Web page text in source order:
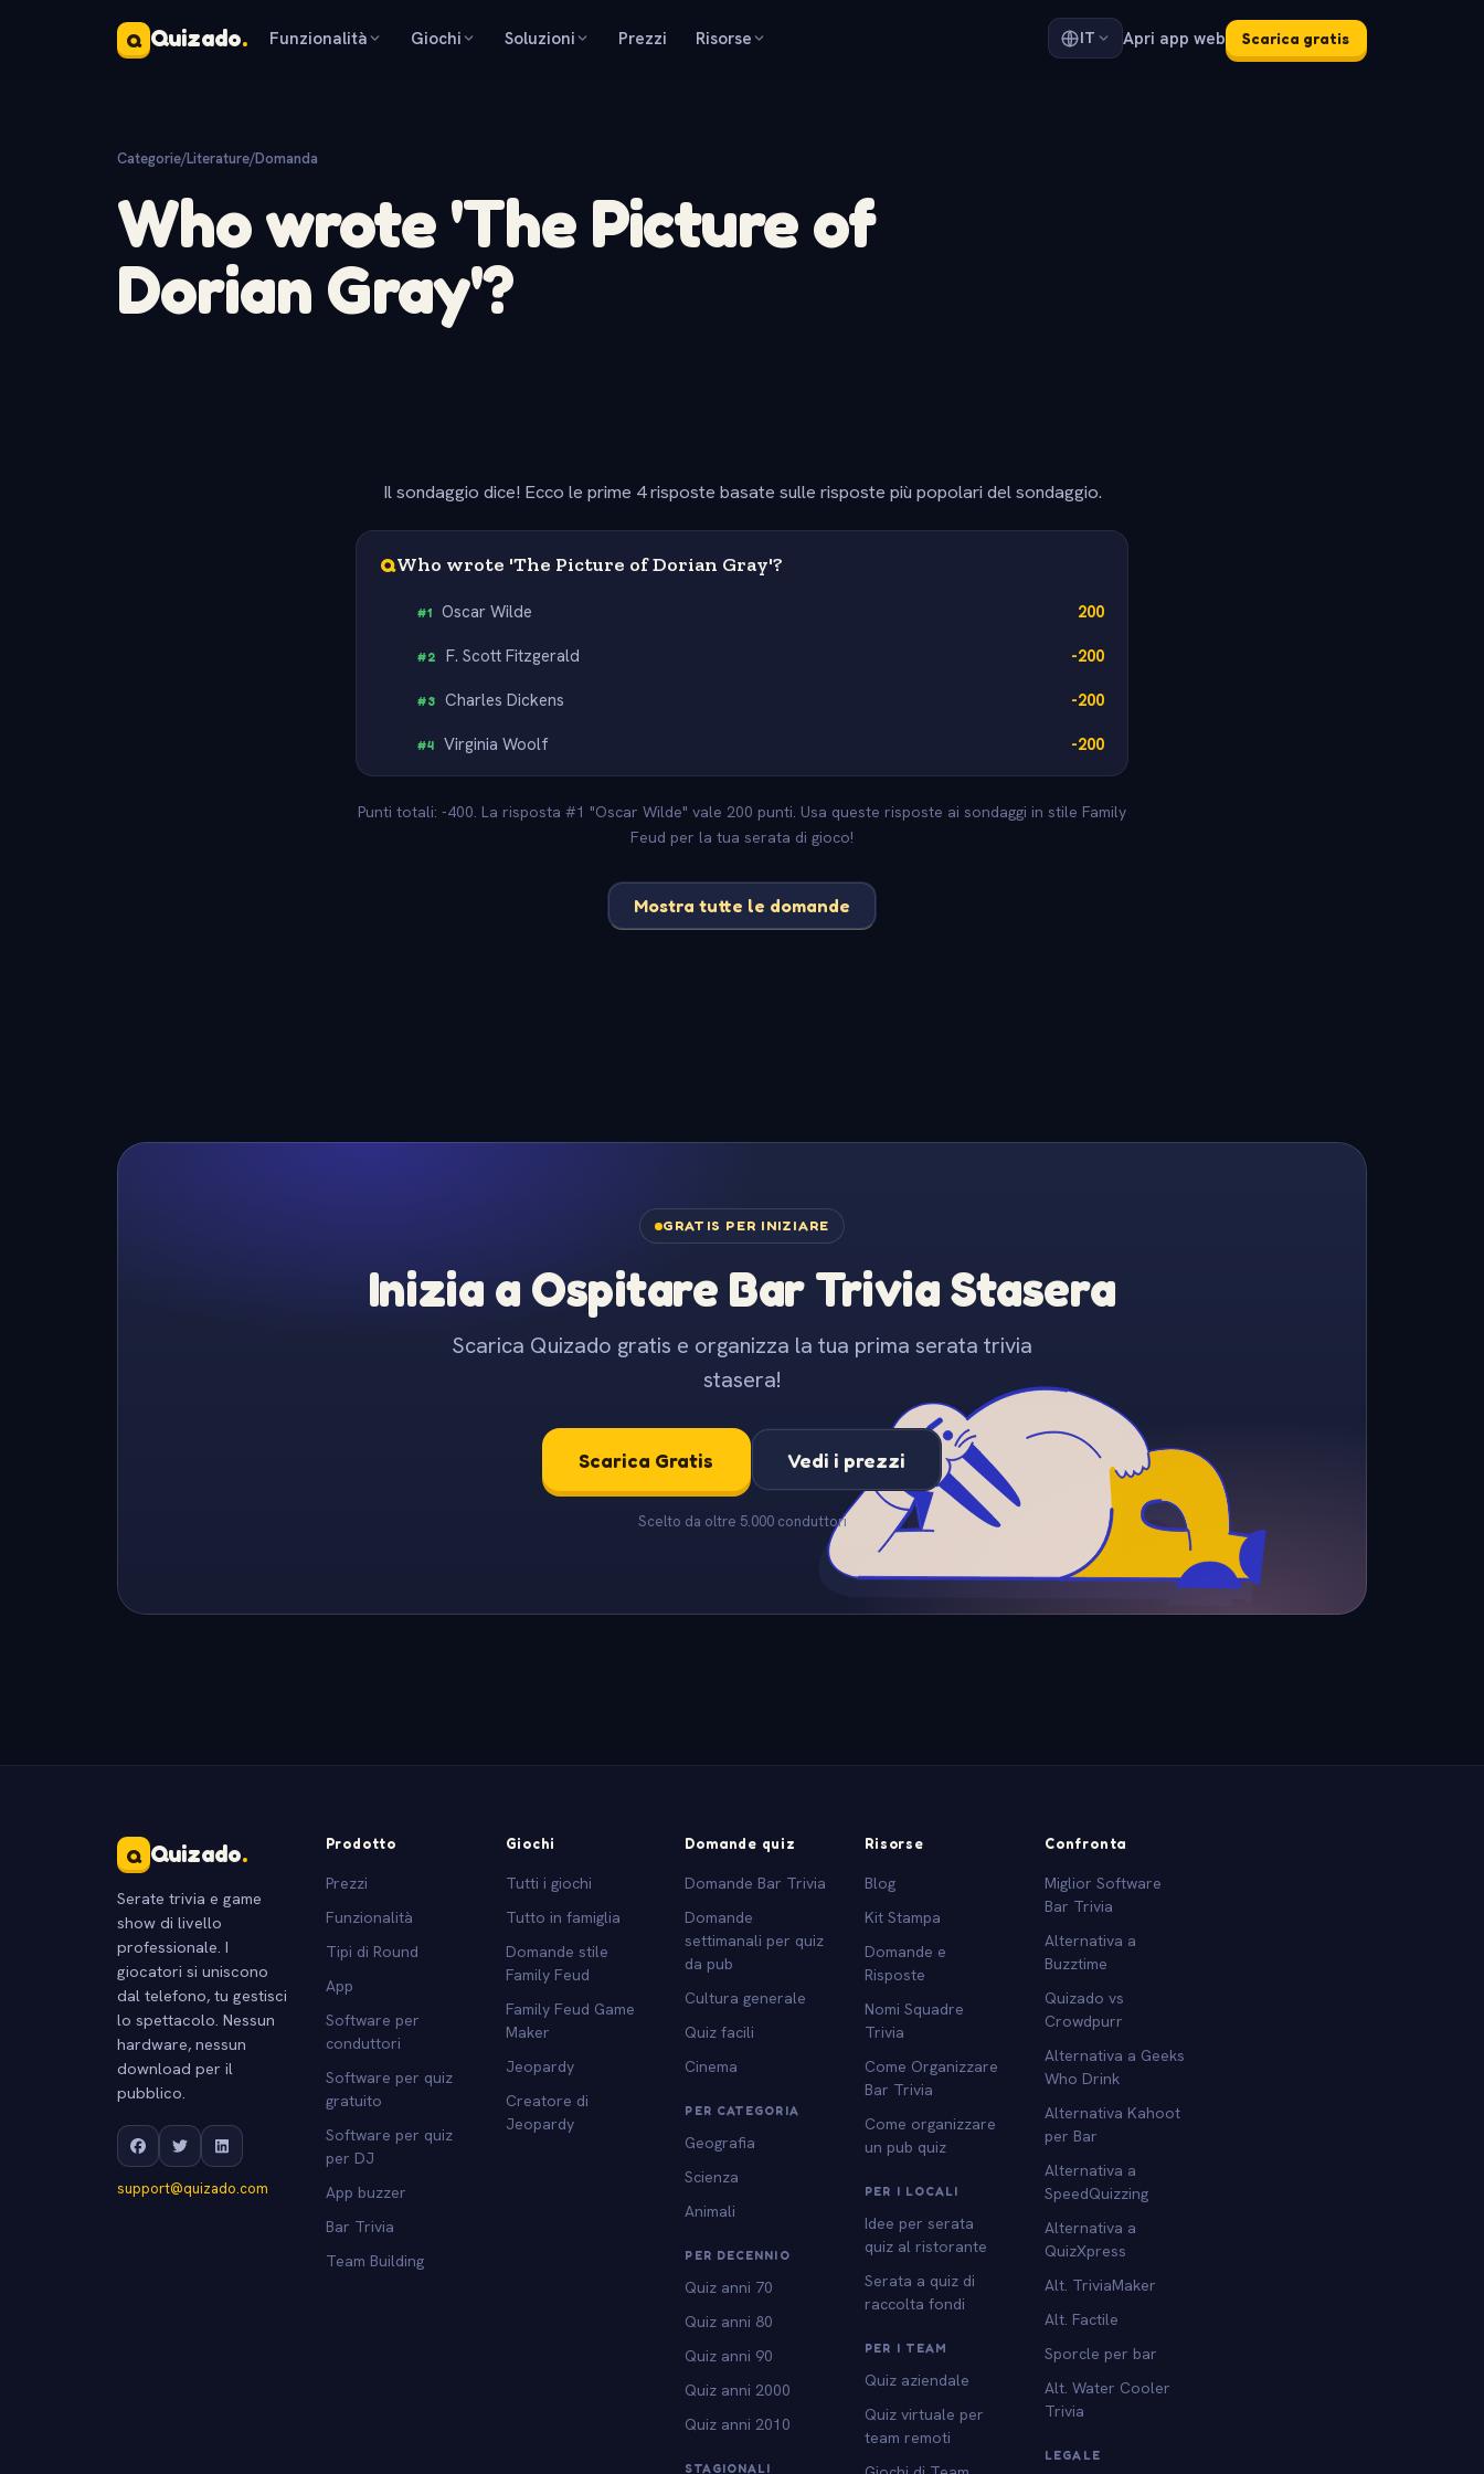
Q Quizado. Funzionalità Giochi Soluzioni Prezzi Risorse IT Apri app web Scarica gratis
Categorie/Literature/Domanda
Who wrote 'The Picture of
Dorian Gray'?
Il sondaggio dice! Ecco le prime 4 risposte basate sulle risposte più popolari del sondaggio.
QWho wrote 'The Picture of Dorian Gray'?
#1 Oscar Wilde 200
#2 F. Scott Fitzgerald -200
#3 Charles Dickens -200
#4 Virginia Woolf -200
Punti totali: -400. La risposta #1 "Oscar Wilde" vale 200 punti. Usa queste risposte ai sondaggi in stile Family
Feud per la tua serata di gioco!
Mostra tutte le domande
GRATIS PER INIZIARE
Inizia a Ospitare Bar Trivia Stasera
Scarica Quizado gratis e organizza la tua prima serata trivia
stasera!
Scarica Gratis Vedi i prezzi
Scelto da oltre 5.000 conduttori
Q Quizado.
Serate trivia e game
show di livello
professionale. I
giocatori si uniscono
dal telefono, tu gestisci
lo spettacolo. Nessun
hardware, nessun
download per il
pubblico.
support@quizado.com
Prodotto
Prezzi
Funzionalità
Tipi di Round
App
Software per
conduttori
Software per quiz
gratuito
Software per quiz
per DJ
App buzzer
Bar Trivia
Team Building
Giochi
Tutti i giochi
Tutto in famiglia
Domande stile
Family Feud
Family Feud Game
Maker
Jeopardy
Creatore di
Jeopardy
Domande quiz
Domande Bar Trivia
Domande
settimanali per quiz
da pub
Cultura generale
Quiz facili
Cinema
PER CATEGORIA
Geografia
Scienza
Animali
PER DECENNIO
Quiz anni 70
Quiz anni 80
Quiz anni 90
Quiz anni 2000
Quiz anni 2010
STAGIONALI
Risorse
Blog
Kit Stampa
Domande e
Risposte
Nomi Squadre
Trivia
Come Organizzare
Bar Trivia
Come organizzare
un pub quiz
PER I LOCALI
Idee per serata
quiz al ristorante
Serata a quiz di
raccolta fondi
PER I TEAM
Quiz aziendale
Quiz virtuale per
team remoti
Confronta
Miglior Software
Bar Trivia
Alternativa a
Buzztime
Quizado vs
Crowdpurr
Alternativa a Geeks
Who Drink
Alternativa Kahoot
per Bar
Alternativa a
SpeedQuizzing
Alternativa a
QuizXpress
Alt. TriviaMaker
Alt. Factile
Sporcle per bar
Alt. Water Cooler
Trivia
LEGALE